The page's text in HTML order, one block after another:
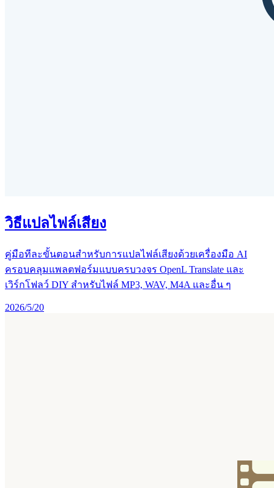
วิธีแปลไฟล์เสียง
คู่มือทีละขั้นตอนสำหรับการแปลไฟล์เสียงด้วยเครื่องมือ AI
ครอบคลุมแพลตฟอร์มแบบครบวงจร OpenL Translate และ
เวิร์กโฟลว์ DIY สำหรับไฟล์ MP3, WAV, M4A และอื่น ๆ
2026/5/20